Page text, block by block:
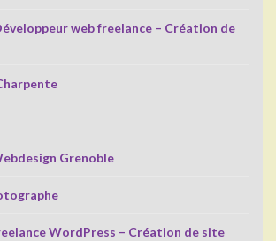
web freelance – Création de
Grenoble
WordPress – Création de site